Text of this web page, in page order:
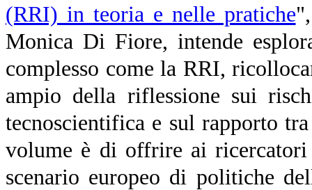
(RRI) in teoria e nelle pratiche
Monica Di Fiore, intende
complesso come la RRI,
ampio della riflessione sui
tecnoscientifica e sul rapporto
volume è di offrire ai
scenario europeo di politiche